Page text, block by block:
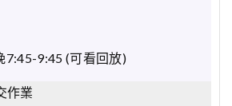
7:45-9:45 (可看回放)
作業